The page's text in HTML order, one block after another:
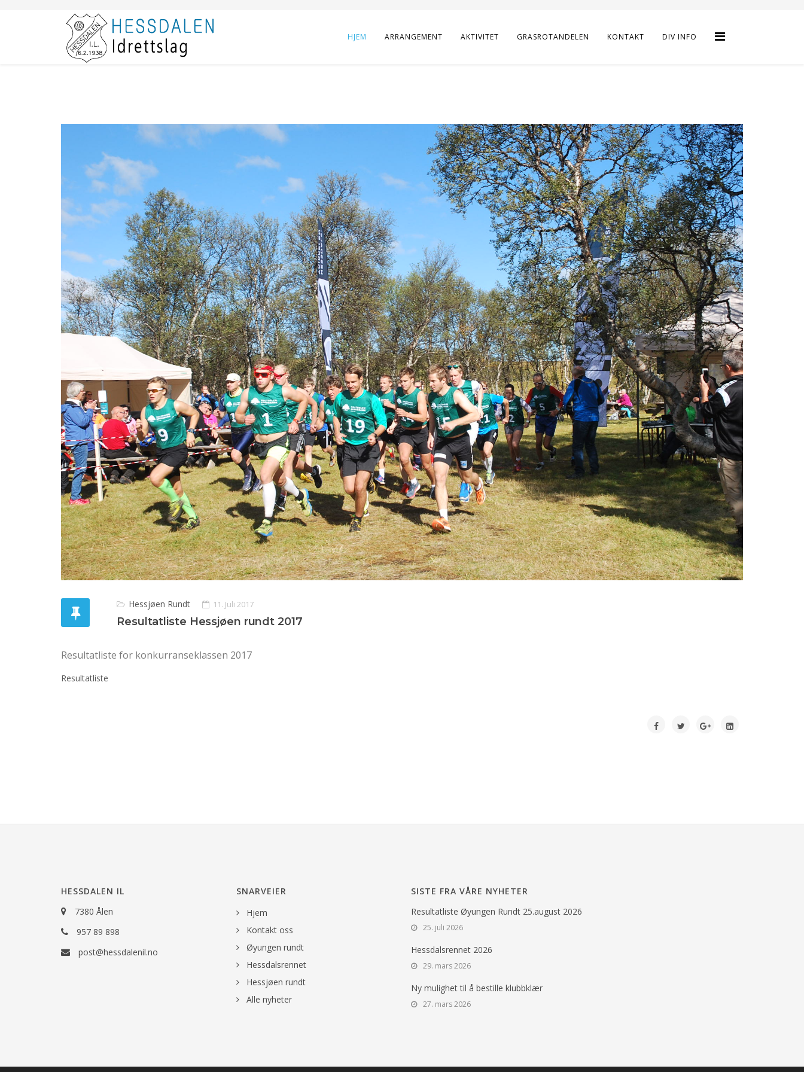
HJEM ARRANGEMENT AKTIVITET GRASROTANDELEN KONTAKT DIV INFO
Hessjøen Rundt 11. Juli 2017
Resultatliste Hessjøen rundt 2017
Resultatliste for konkurranseklassen 2017
Resultatliste
HESSDALEN IL
7380 Ålen
957 89 898
post@hessdalenil.no
SNARVEIER
Hjem
Kontakt oss
Øyungen rundt
Hessdalsrennet
Hessjøen rundt
Alle nyheter
SISTE FRA VÅRE NYHETER
Resultatliste Øyungen Rundt 25.august 2026
25. juli 2026
Hessdalsrennet 2026
29. mars 2026
Ny mulighet til å bestille klubbklær
27. mars 2026